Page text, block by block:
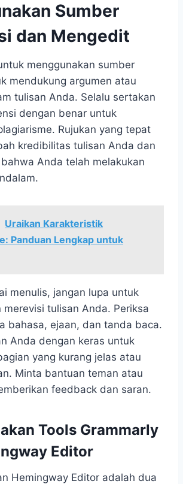
Sumber
dan Mengedit
menggunakan sumber
mendukung argumen atau
tulisan Anda. Selalu sertakan
dengan benar untuk
Rujukan yang tepat
kredibilitas tulisan Anda dan
Anda telah melakukan
Uraikan Karakteristik
Panduan Lengkap untuk
menulis, jangan lupa untuk
tulisan Anda. Periksa
bahasa, ejaan, dan tanda baca.
Anda dengan keras untuk
yang kurang jelas atau
Minta bantuan teman atau
feedback dan saran.
Tools Grammarly
Editor
Hemingway Editor adalah dua